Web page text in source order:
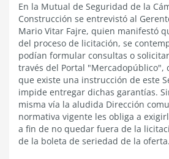
En la Mutual de Seguridad de la
Construcción se entrevistó al
Mario Vitar Fajre, quien manifestó
del proceso de licitación, se
podían formular consultas o
través del Portal "Mercadopúblico",
que existe una instrucción de este
impide entregar dichas garantías.
misma vía la aludida Dirección
normativa vigente les obliga a
a fin de no quedar fuera de la
de la boleta de seriedad de la oferta.